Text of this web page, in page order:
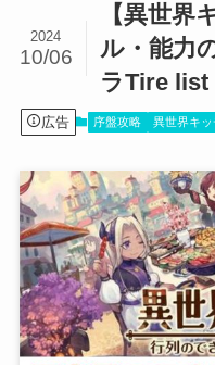
【異世界
ル・能力
ラTire list
2024
10/06
広告 序盤攻略 異世界キッ